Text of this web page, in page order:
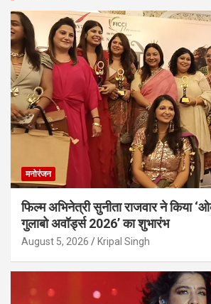
मनोरंजन
फिल्म अभिनेत्री सुनीता राजवार ने किया
गुलाबो अवॉर्ड्स 2026’ का शुभारंभ
August 5, 2026 Kripal Singh